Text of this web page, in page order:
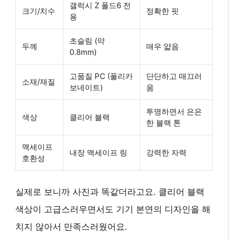
크기/치수
갤럭시 Z 폴드6 전
용
정확한 핏
두께
초슬림 (약
0.8mm)
매우 얇음
소재/재질
고품질 PC (폴리카
보네이트)
단단하고 매끄러
움
색상 클리어 블랙
투명하면서 은은
한 블랙 톤
맥세이프
호환성
내장 맥세이프 링 강력한 자력
실제로 보니까 사진과 똑같더라고요. 클리어 블랙
색상이 고급스러우면서도 기기 본연의 디자인을 해
치지 않아서 만족스러웠어요.